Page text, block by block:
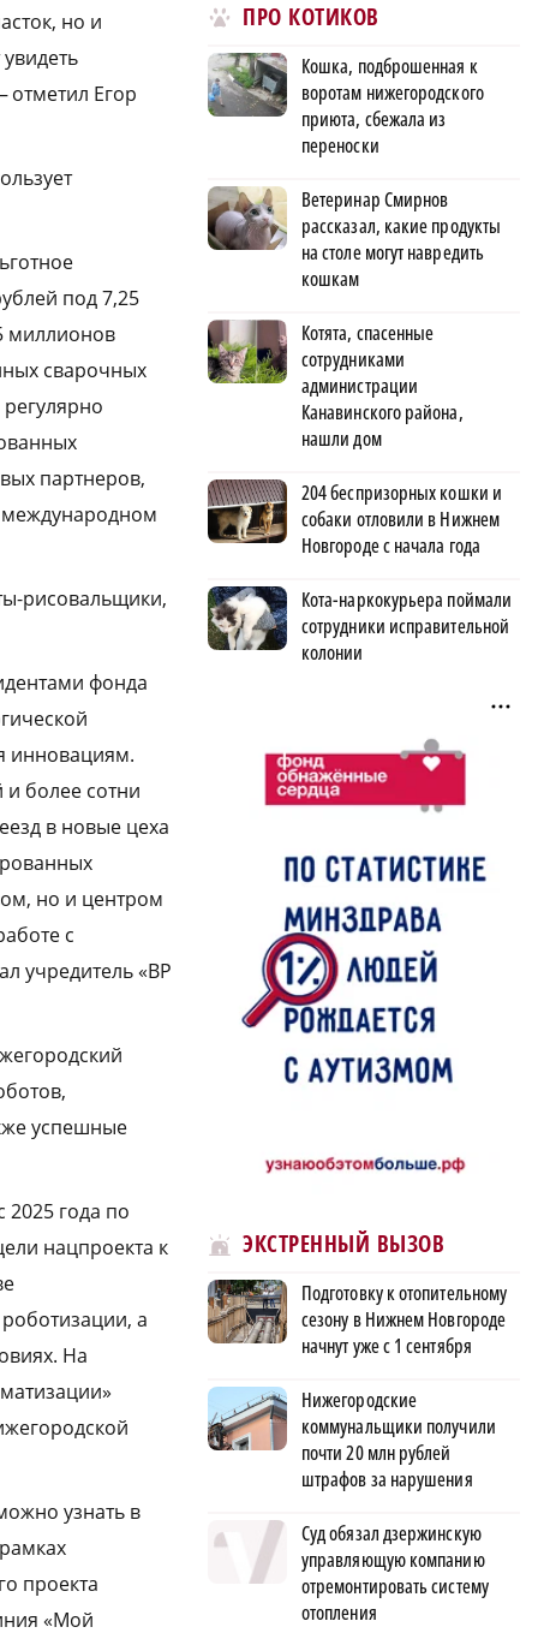
но и
отметил Егор
под 7,25
миллионов
сварочных
партнеров,
международном
рисовальщики,
фонда
инновациям.
более сотни
в новые цеха
но и центром
с
учредитель «ВР
успешные
2025 года по
нацпроекта к
а
На
узнать в
проекта
«Мой
ПРО КОТИКОВ
Кошка, подброшенная к
воротам нижегородского
приюта, сбежала из
переноски
Ветеринар Смирнов
рассказал, какие продукты
на столе могут навредить
кошкам
Котята, спасенные
сотрудниками
администрации
Канавинского района,
нашли дом
204 беспризорных кошки и
собаки отловили в Нижнем
Новгороде с начала года
Кота-наркокурьера поймали
сотрудники исправительной
колонии
ЭКСТРЕННЫЙ ВЫЗОВ
Подготовку к отопительному
сезону в Нижнем Новгороде
начнут уже с 1 сентября
Нижегородские
коммунальщики получили
почти 20 млн рублей
штрафов за нарушения
Суд обязал дзержинскую
управляющую компанию
отремонтировать систему
отопления